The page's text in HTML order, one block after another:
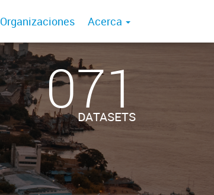
Organizaciones Acerca
071
DATASETS